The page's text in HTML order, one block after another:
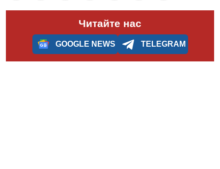
Читайте нас
GOOGLE NEWS TELEGRAM